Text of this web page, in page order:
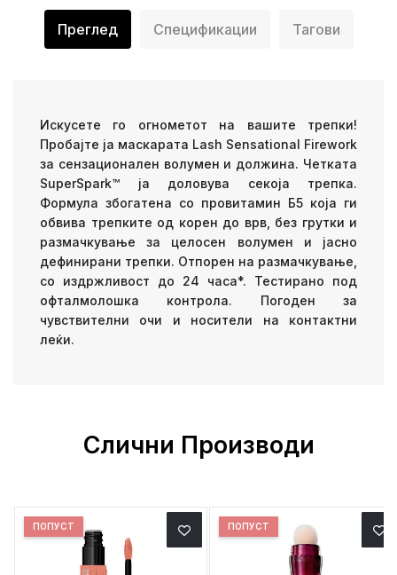
Преглед Спецификации Тагови
Искусете го огнометот на вашите трепки!
Пробајте ја маскарата Lash Sensational Firework
за сензационален волумен и должина. Четката
SuperSpark™ ја доловува секоја трепка.
Формула збогатена со провитамин Б5 која ги
обвива трепките од корен до врв, без грутки и
размачкување за целосен волумен и јасно
дефинирани трепки. Отпорен на размачкување,
со издржливост до 24 часа*. Тестирано под
офталмолошка контрола. Погоден за
чувствителни очи и носители на контактни
леќи.
Слични Производи
ПОПУСТ ПОПУСТ